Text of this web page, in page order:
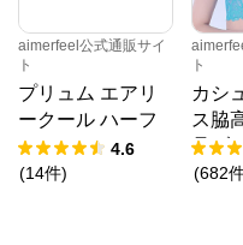
aimerfeel公式通販サイ
ト
プリュム エアリ
ークール ハーフ
バックショーツ
4.6
(14件)
ト
カシ
ス脇
品ブ
(682